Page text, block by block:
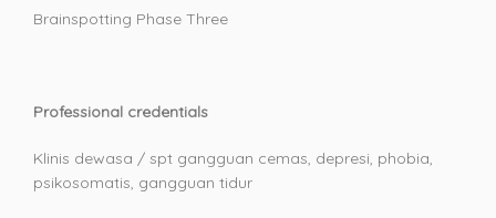
Brainspotting Phase Three
Professional credentials
Klinis dewasa / spt gangguan cemas, depresi, phobia,
psikosomatis, gangguan tidur